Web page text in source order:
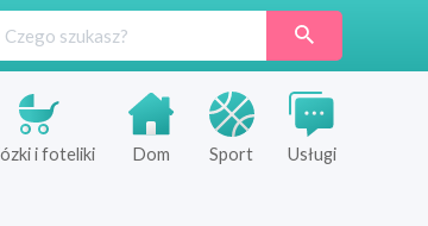
i foteliki Dom Sport Usługi